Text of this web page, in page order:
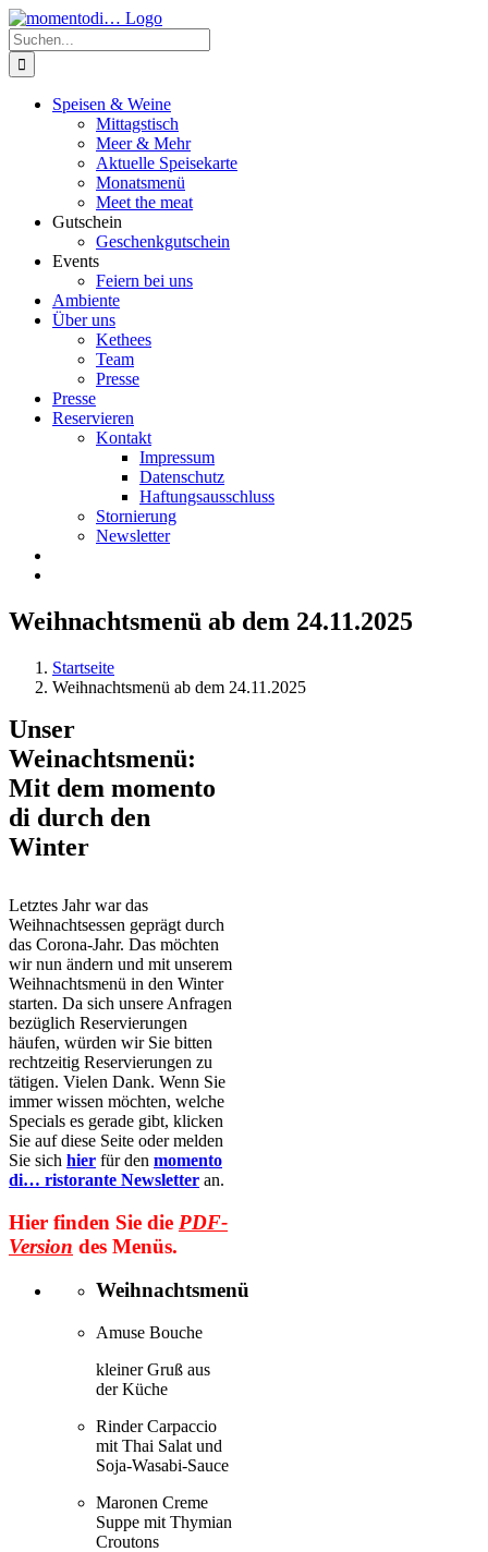
Zum
Inhalt
springen
Suche
nach:
Speisen & Weine
Mittagstisch
Meer & Mehr
Aktuelle Speisekarte
Monatsmenü
Meet the meat
Gutschein
Geschenkgutschein
Events
Feiern bei uns
Ambiente
Über uns
Kethees
Team
Presse
Presse
Reservieren
Kontakt
Impressum
Datenschutz
Haftungsausschluss
Stornierung
Newsletter
Weihnachtsmenü ab dem 24.11.2025
Startseite
Weihnachtsmenü ab dem 24.11.2025
Unser
Weinachtsmenü:
Mit dem momento
di durch den
Winter
Letztes Jahr war das
Weihnachtsessen geprägt durch
das Corona-Jahr. Das möchten
wir nun ändern und mit unserem
Weihnachtsmenü in den Winter
starten. Da sich unsere Anfragen
bezüglich Reservierungen
häufen, würden wir Sie bitten
rechtzeitig Reservierungen zu
tätigen. Vielen Dank. Wenn Sie
immer wissen möchten, welche
Specials es gerade gibt, klicken
Sie auf diese Seite oder melden
Sie sich hier für den momento
di… ristorante Newsletter an.
Hier finden Sie die PDF-
Version des Menüs.
Weihnachtsmenü
Amuse Bouche
kleiner Gruß aus
der Küche
Rinder Carpaccio
mit Thai Salat und
Soja-Wasabi-Sauce
Maronen Creme
Suppe mit Thymian
Croutons